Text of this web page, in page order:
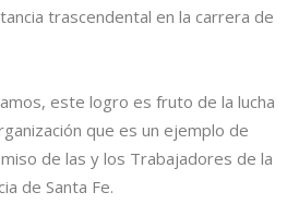
trascendental en la carrera de
este logro es fruto de la lucha
que es un ejemplo de
de las y los Trabajadores de la
de Santa Fe.